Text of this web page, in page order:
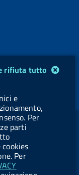
rifiuta tutto
e
Per
parti
Per